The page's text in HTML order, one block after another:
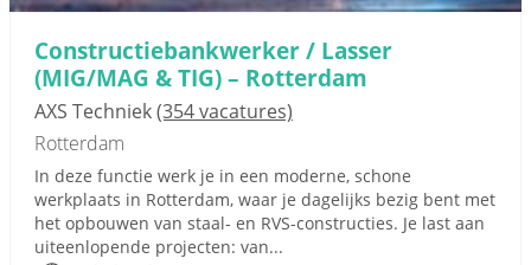
Constructiebankwerker / Lasser
(MIG/MAG & TIG) – Rotterdam
AXS Techniek(354 vacatures)
Rotterdam
In deze functie werk je in een moderne, schone
werkplaats in Rotterdam, waar je dagelijks bezig bent met
het opbouwen van staal- en RVS-constructies. Je last aan
uiteenlopende projecten: van...